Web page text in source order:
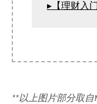
▸【理财入
**以上图片部分取自